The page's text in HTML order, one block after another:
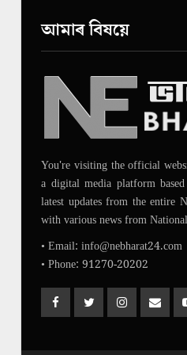
আমাৰ বিষয়ে
You're visiting the official
a digital media platform
latest updates from the entire
with various news from
• Email: info@nebharat24.com
• Phone: 91270-20202